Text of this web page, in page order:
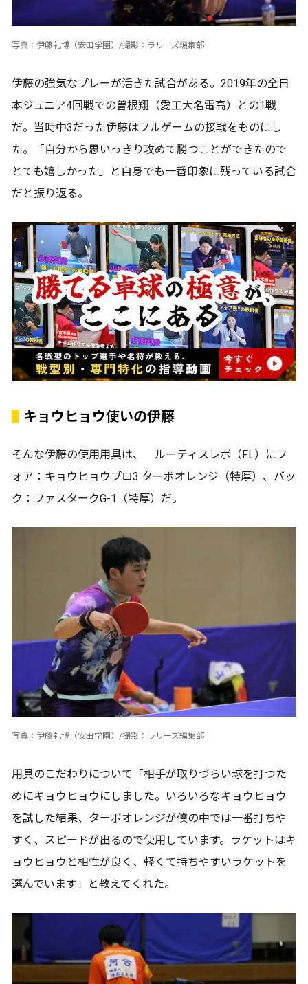
写真：伊藤礼博（安田学園）/撮影：ラリーズ編集部
伊藤の強気なプレーが活きた試合がある。2019年の全日
本ジュニア4回戦での曽根翔（愛工大名電高）との1戦
だ。当時中3だった伊藤はフルゲームの接戦をものにし
た。「自分から思いっきり攻めて勝つことができたので
とても嬉しかった」と自身でも一番印象に残っている試合
だと振り返る。
キョウヒョウ使いの伊藤
そんな伊藤の使用用具は、 ルーティスレボ（FL）にフ
ォア：キョウヒョウプロ3 ターボオレンジ（特厚）、バッ
ク：ファスタークG-1（特厚）だ。
写真：伊藤礼博（安田学園）/撮影：ラリーズ編集部
用具のこだわりについて「相手が取りづらい球を打つた
めにキョウヒョウにしました。いろいろなキョウヒョウ
を試した結果、ターボオレンジが僕の中では一番打ちや
すく、スピードが出るので使用しています。ラケットはキ
ョウヒョウと相性が良く、軽くて持ちやすいラケットを
選んでいます」と教えてくれた。